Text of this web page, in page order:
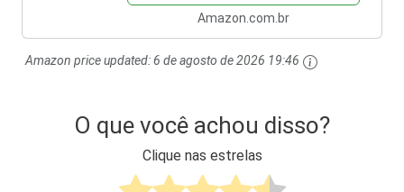
Amazon.com.br
Amazon price updated:6 de agosto de 2026 19:46
O que você achou disso?
Clique nas estrelas